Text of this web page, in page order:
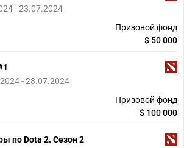
- 23.07.2024
Призовой фонд
$ 50 000
- 28.07.2024
Призовой фонд
$ 100 000
по Dota 2. Сезон 2